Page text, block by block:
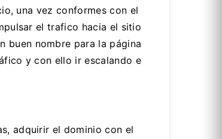
una vez conformes con el
el trafico hacia el sitio
buen nombre para la página
y con ello ir escalando e
adquirir el dominio con el